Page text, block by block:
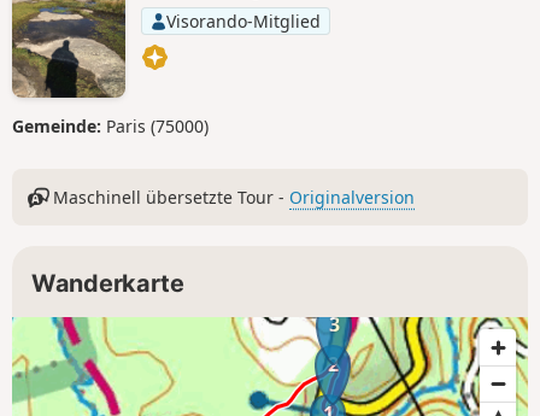
Visorando-Mitglied
Gemeinde: Paris (75000)
Maschinell übersetzte Tour - Originalversion
Wanderkarte
2
3